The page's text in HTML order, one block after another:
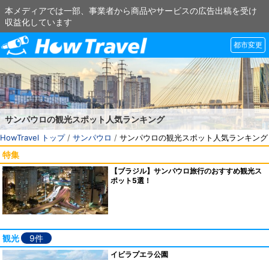
本メディアでは一部、事業者から商品やサービスの広告出稿を受け
収益化しています
都市変更
サンパウロの観光スポット人気ランキング
HowTravel トップ/ サンパウロ / サンパウロの観光スポット人気ランキング
特集
【ブラジル】サンパウロ旅行のおすすめ観光ス
ポット5選！
観光 9件
イビラプエラ公園